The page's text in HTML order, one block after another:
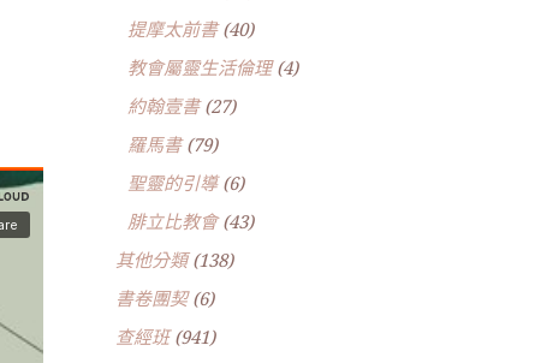
提摩太前書(40)
教會屬靈生活倫理(4)
約翰壹書(27)
羅馬書(79)
聖靈的引導(6)
腓立比教會(43)
其他分類(138)
書卷團契(6)
查經班(941)